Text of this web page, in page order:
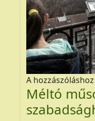
A
Méltó